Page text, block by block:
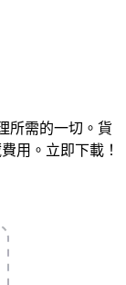
所需的一切。貨
用。立即下載！